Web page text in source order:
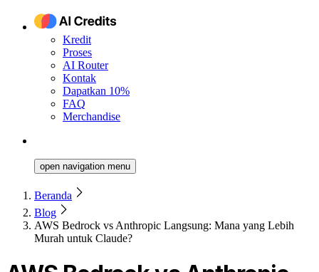
Kredit
Proses
AI Router
Kontak
Dapatkan 10%
FAQ
Merchandise
open navigation menu
Beranda
Blog
AWS Bedrock vs Anthropic Langsung: Mana yang Lebih
Murah untuk Claude?